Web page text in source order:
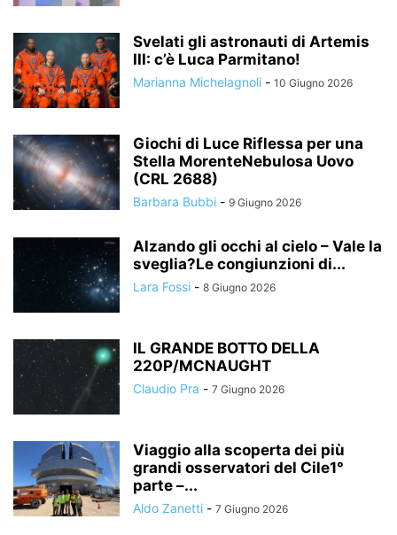
Svelati gli astronauti di Artemis
III: c’è Luca Parmitano!
Marianna Michelagnoli - 10 Giugno 2026
Giochi di Luce Riflessa per una
Stella MorenteNebulosa Uovo
(CRL 2688)
Barbara Bubbi - 9 Giugno 2026
Alzando gli occhi al cielo – Vale la
sveglia?Le congiunzioni di...
Lara Fossi - 8 Giugno 2026
IL GRANDE BOTTO DELLA
220P/MCNAUGHT
Claudio Pra - 7 Giugno 2026
Viaggio alla scoperta dei più
grandi osservatori del Cile1°
parte –...
Aldo Zanetti - 7 Giugno 2026